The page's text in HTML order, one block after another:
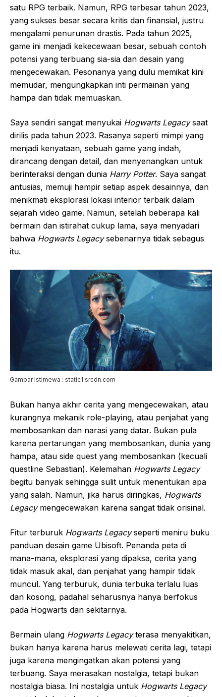
satu RPG terbaik. Namun, RPG terbesar tahun 2023,
yang sukses besar secara kritis dan finansial, justru
mengalami penurunan drastis. Pada tahun 2025,
game ini menjadi kekecewaan besar, sebuah contoh
potensi yang terbuang sia-sia dan desain yang
mengecewakan. Pesonanya yang dulu memikat kini
memudar, mengungkapkan inti permainan yang
hampa dan tidak memuaskan.
Saya sendiri sangat menyukai Hogwarts Legacysaat
dirilis pada tahun 2023. Rasanya seperti mimpi yang
menjadi kenyataan, sebuah game yang indah,
dirancang dengan detail, dan menyenangkan untuk
berinteraksi dengan dunia Harry Potter. Saya sangat
antusias, memuji hampir setiap aspek desainnya, dan
menikmati eksplorasi lokasi interior terbaik dalam
sejarah video game. Namun, setelah beberapa kali
bermain dan istirahat cukup lama, saya menyadari
bahwa Hogwarts Legacysebenarnya tidak sebagus
itu.
Gambar Istimewa : static1.srcdn.com
Bukan hanya akhir cerita yang mengecewakan, atau
kurangnya mekanik role-playing, atau penjahat yang
membosankan dan narasi yang datar. Bukan pula
karena pertarungan yang membosankan, dunia yang
hampa, atau side quest yang membosankan (kecuali
questline Sebastian). Kelemahan Hogwarts Legacy
begitu banyak sehingga sulit untuk menentukan apa
yang salah. Namun, jika harus diringkas, Hogwarts
Legacymengecewakan karena sangat tidak orisinal.
Fitur terburuk Hogwarts Legacyseperti meniru buku
panduan desain game Ubisoft. Penanda peta di
mana-mana, eksplorasi yang dipaksa, cerita yang
tidak masuk akal, dan penjahat yang hampir tidak
muncul. Yang terburuk, dunia terbuka terlalu luas
dan kosong, padahal seharusnya hanya berfokus
pada Hogwarts dan sekitarnya.
Bermain ulang Hogwarts Legacyterasa menyakitkan,
bukan hanya karena harus melewati cerita lagi, tetapi
juga karena mengingatkan akan potensi yang
terbuang. Saya merasakan nostalgia, tetapi bukan
nostalgia biasa. Ini nostalgia untuk Hogwarts Legacy